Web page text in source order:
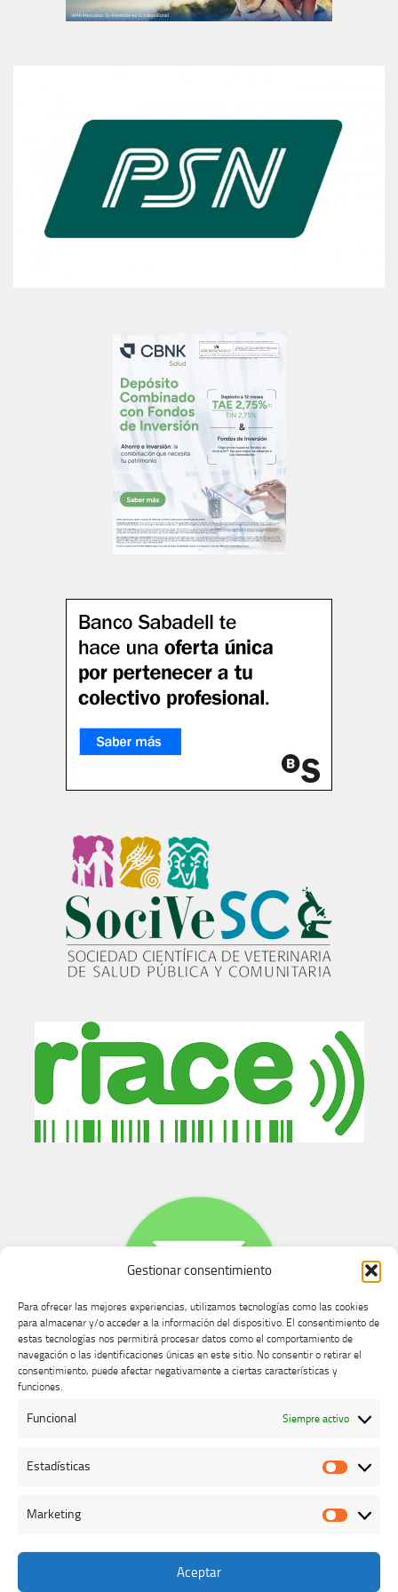
Gestionar consentimiento
Para ofrecer las mejores experiencias, utilizamos tecnologías como las cookies
para almacenar y/o acceder a la información del dispositivo. El consentimiento de
estas tecnologías nos permitirá procesar datos como el comportamiento de
navegación o las identificaciones únicas en este sitio. No consentir o retirar el
consentimiento, puede afectar negativamente a ciertas características y
funciones.
Funcional Siempre activo
Estadísticas
Marketing
Aceptar
Buzón de dudas, quejas y sugerencias
Colegio Oficial de Veterinarios de Cáceres © 2026. Todos los